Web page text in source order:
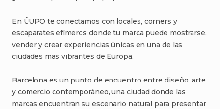
En ÛUPO te conectamos con locales​,​ corners y
escaparates efímeros donde tu marca puede mostrarse​,​
vender y crear experiencias únicas en una de las
ciudades más vibrantes de Europa.
Barcelona es un punto de encuentro entre diseño​,​ arte
y comercio contemporáneo​,​ una ciudad donde las
marcas encuentran su escenario natural para presentar